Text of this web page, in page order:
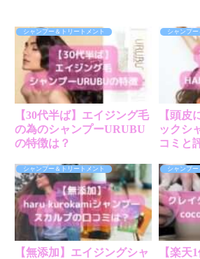
シャンプー＆トリートメント
【30代半ば】エイジング毛
の為のシャンプーURUBU
の特徴は？
シャンプー
【頭皮
ックシ
コミと
シャンプー＆トリートメント
【無添加】エイジングシャ
シャンプー
【楽天